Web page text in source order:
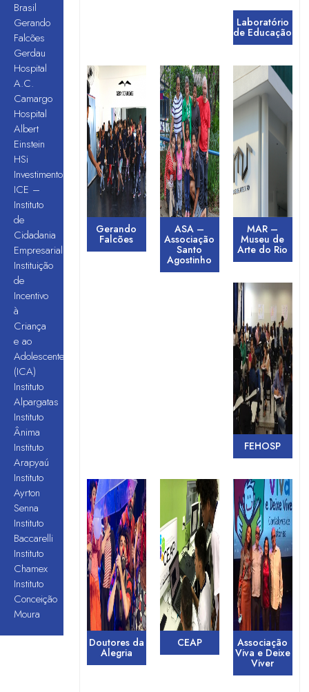
Brasil
Gerando
Falcões
Gerdau
Hospital
A.C.
Camargo
Hospital
Albert
Einstein
HSi
Investimentos
ICE –
Instituto
de
Cidadania
Empresarial
Instituição
de
Incentivo
à
Criança
e ao
Adolescente
(ICA)
Instituto
Alpargatas
Instituto
Ânima
Instituto
Arapyaú
Instituto
Ayrton
Senna
Instituto
Baccarelli
Instituto
Chamex
Instituto
Conceição
Moura
Laboratório
de Educação
Gerando
Falcões
ASA –
Associação
Santo
Agostinho
MAR –
Museu de
Arte do Rio
FEHOSP
Doutores da
Alegria
CEAP Associação
Viva e Deixe
Viver